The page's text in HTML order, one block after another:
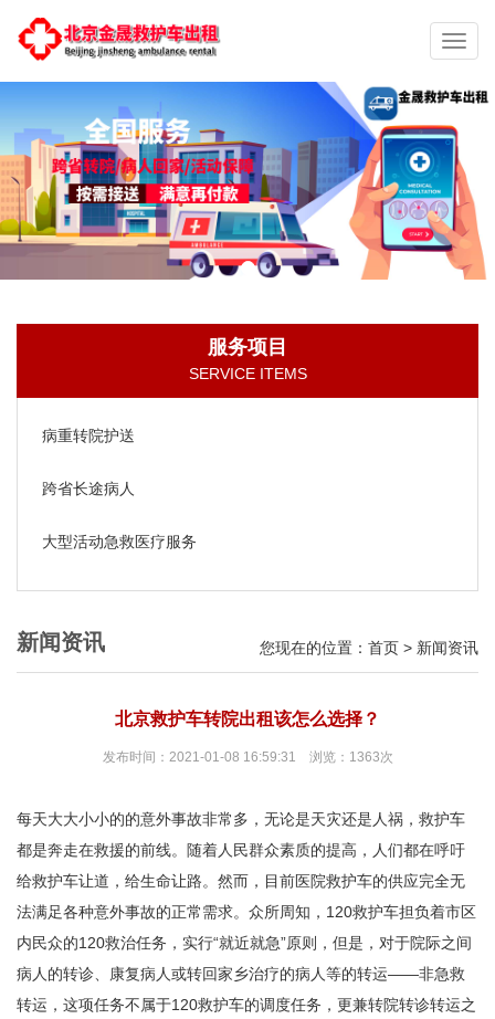
切
换
导
航
服务项目
SERVICE ITEMS
病重转院护送
跨省长途病人
大型活动急救医疗服务
新闻资讯 您现在的位置： 首页 > 新闻资讯
北京救护车转院出租该怎么选择？
发布时间：2021-01-08 16:59:31 浏览：1363次
每天大大小小的的意外事故非常多，无论是天灾还是人祸，救护车
都是奔走在救援的前线。随着人民群众素质的提高，人们都在呼吁
给救护车让道，给生命让路。然而，目前医院救护车的供应完全无
法满足各种意外事故的正常需求。众所周知，120救护车担负着市区
内民众的120救治任务，实行“就近就急”原则，但是，对于院际之间
病人的转诊、康复病人或转回家乡治疗的病人等的转运——非急救
转运，这项任务不属于120救护车的调度任务，更兼转院转诊转运之